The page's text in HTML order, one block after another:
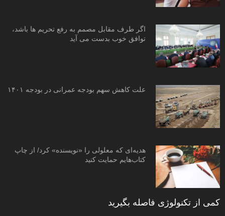
اگر طرف مقابل مصمم به رفع تحریم ها باشد،
توافق خوب بدست می آید
علت کاهش سهم بودجه عمرانی در بودجه ۱۴۰۱
هدیه‌ای که معلولی را «نویسنده» کرد/ از چاپ
کتاب‌هایم حمایت کنید
کمی از تکنولوژی فاصله بگیرید